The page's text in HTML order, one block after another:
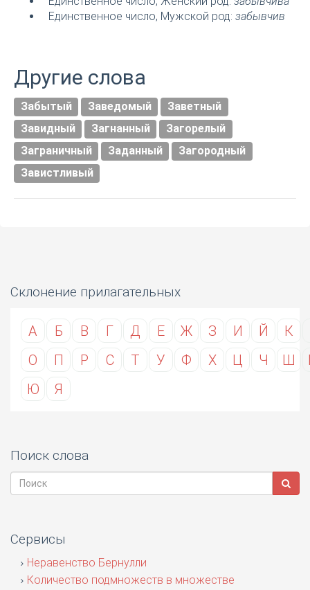
Единственное число, Мужской род: забывчив
Другие слова
Забытый Заведомый
Заветный
Завидный
Загнанный
Загорелый
Заграничный
Заданный
Загородный
Завистливый
Склонение прилагательных
А Б В Г Д Е Ж З И Й К
О
П Р С Т У Ф Х Ц Ч Ш
Ю
Я
Поиск слова
Сервисы
Неравенство Бернулли
Количество подмножеств в множестве